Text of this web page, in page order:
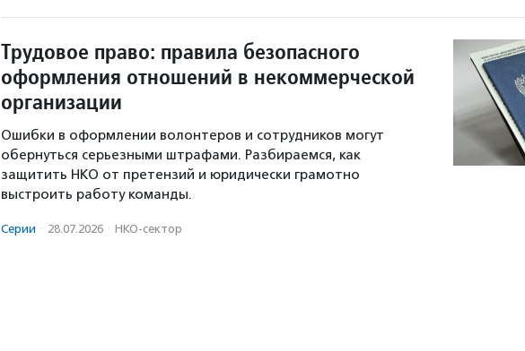
Трудовое право: правила безопасного
оформления отношений в некоммерческой
организации
Ошибки в оформлении волонтеров и сотрудников могут
обернуться серьезными штрафами. Разбираемся, как
защитить НКО от претензий и юридически грамотно
выстроить работу команды.
Серии · 28.07.2026 · НКО-сектор